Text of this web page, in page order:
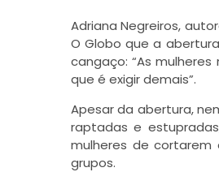
Adriana Negreiros,
O Globo que a
cangaço: “As
que é exigir demais”.
Apesar da abertura,
raptadas e
mulheres de
grupos.